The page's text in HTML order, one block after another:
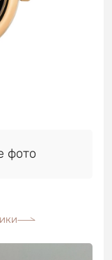
фото